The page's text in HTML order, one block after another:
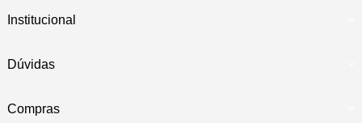
Institucional
Dúvidas
Compras